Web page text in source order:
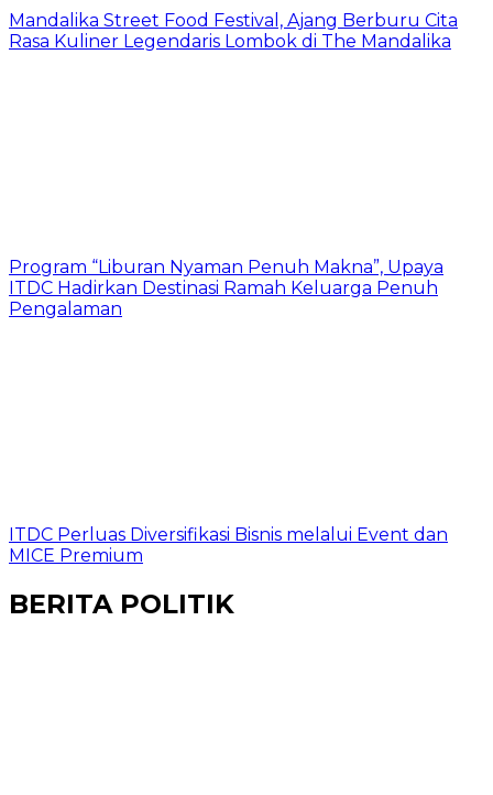
Mandalika Street Food Festival, Ajang Berburu Cita
Rasa Kuliner Legendaris Lombok di The Mandalika
Program “Liburan Nyaman Penuh Makna”, Upaya
ITDC Hadirkan Destinasi Ramah Keluarga Penuh
Pengalaman
ITDC Perluas Diversifikasi Bisnis melalui Event dan
MICE Premium
BERITA POLITIK